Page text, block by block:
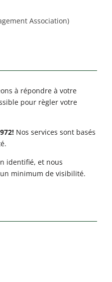
Association)
à répondre à votre
pour règler votre
Nos services sont basés
identifié, et nous
minimum de visibilité.